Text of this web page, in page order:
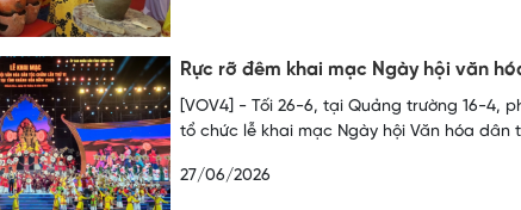
Rực rỡ đêm khai mạc Ngày hội văn
[VOV4] - Tối 26-6, tại Quảng trường 16-4,
tổ chức lễ khai mạc Ngày hội Văn hóa dân
27/06/2026